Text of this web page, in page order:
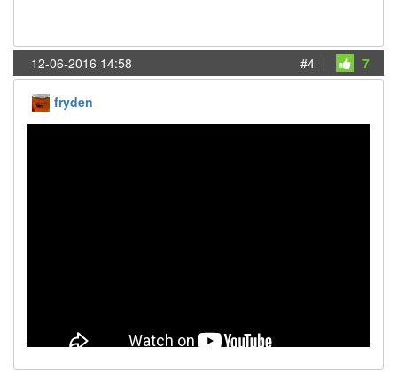
12-06-2016 14:58 #4 | 7
fryden